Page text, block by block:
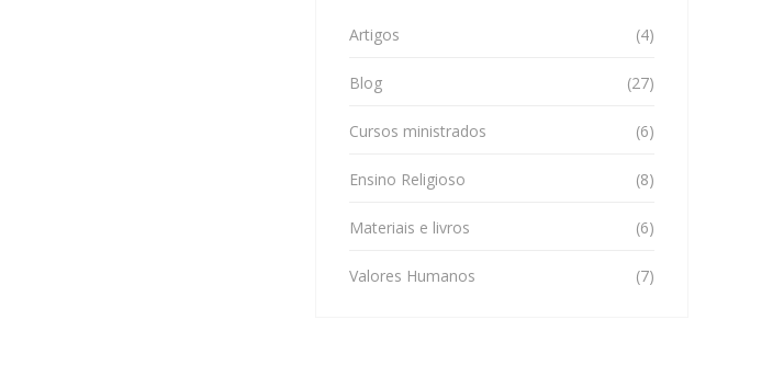
Artigos (4)
Blog (27)
Cursos ministrados (6)
Ensino Religioso (8)
Materiais e livros (6)
Valores Humanos (7)